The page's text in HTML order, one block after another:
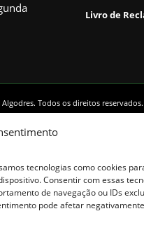
tecnologias como cookies
Consentir com essas
de navegação ou IDs
pode afetar
Livro de
Todos os direitos